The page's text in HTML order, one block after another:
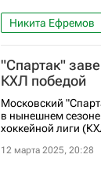
Никита Ефремов
ХК Спартак
"Спартак"
КХЛ победой
Московский
в нынешнем
хоккейной лиги
12 марта 2025, 20:28